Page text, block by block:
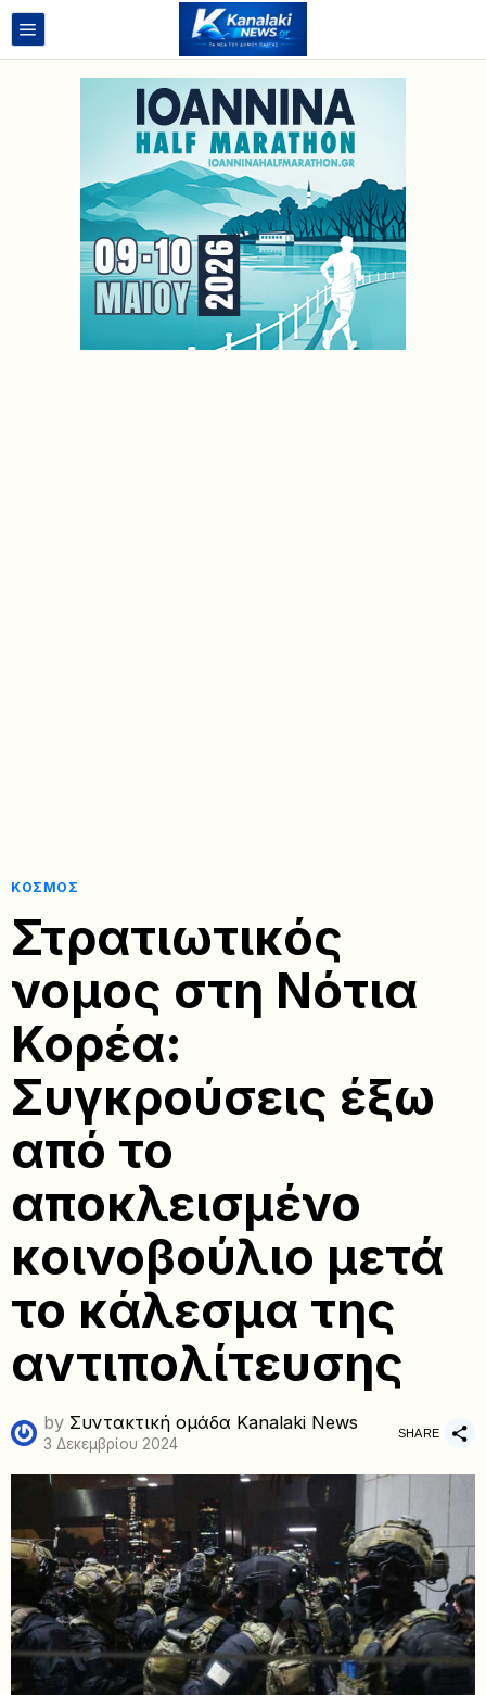
ΚΌΣΜΟΣ
Στρατιωτικός
νομος στη Νότια
Κορέα:
Συγκρούσεις έξω
από το
αποκλεισμένο
κοινοβούλιο μετά
το κάλεσμα της
αντιπολίτευσης
by Συντακτική ομάδα Kanalaki News
3 Δεκεμβρίου 2024
SHARE